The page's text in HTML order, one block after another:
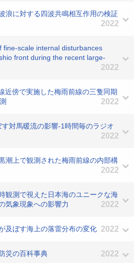
浪に対する四波共鳴相互作用の検証
2022
fine-scale internal disturbances
front during the recent large-
2022
近傍で実施した梅雨前線の三隻同期
2022
対馬暖流の影響-1時間毎のラジオ
2022
潮上で観測された梅雨前線の内部構
2022
観測で視えた日本海のユニークな海
気象現象への影響力
2022
及ぼす海上の落雷分布の変化 2022
災の百科事典 2022